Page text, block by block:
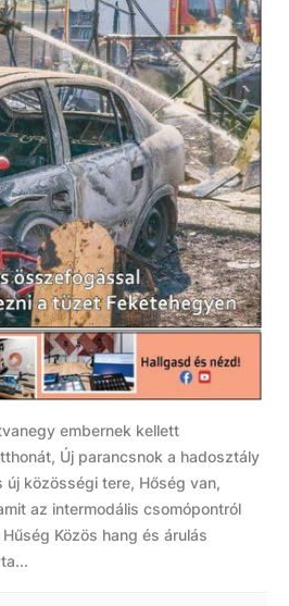
embernek kellett
Új parancsnok a hadosztály
új közösségi tere, Hőség van,
az intermodális csomópontról
Közös hang és árulás